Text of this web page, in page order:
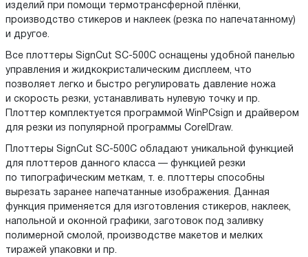
изделий при помощи термотрансферной плёнки,
производство стикеров и наклеек (резка по напечатанному)
и другое.
Все плоттеры SignCut SC-500C оснащены удобной панелью
управления и жидкокристалическим дисплеем, что
позволяет легко и быстро регулировать давление ножа
и скорость резки, устанавливать нулевую точку и пр.
Плоттер комплектуется программой WinPCsign и драйвером
для резки из популярной программы CorelDraw.
Плоттеры SignCut SC-500C обладают уникальной функцией
для плоттеров данного класса — функцией резки
по типографическим меткам, т. е. плоттеры способны
вырезать заранее напечатанные изображения. Данная
функция применяется для изготовления стикеров, наклеек,
напольной и оконной графики, заготовок под заливку
полимерной смолой, производстве макетов и мелких
тиражей упаковки и пр.